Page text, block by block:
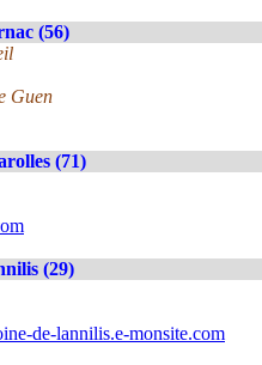
(56)
Guen
(71)
(29)
de-lannilis.e-monsite.com